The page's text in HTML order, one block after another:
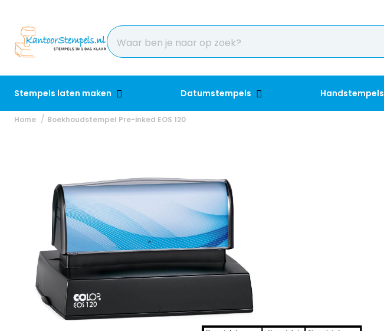
Stempels laten maken Datumstempels Handstempels
Home Boekhoudstempel Pre-inked EOS 120